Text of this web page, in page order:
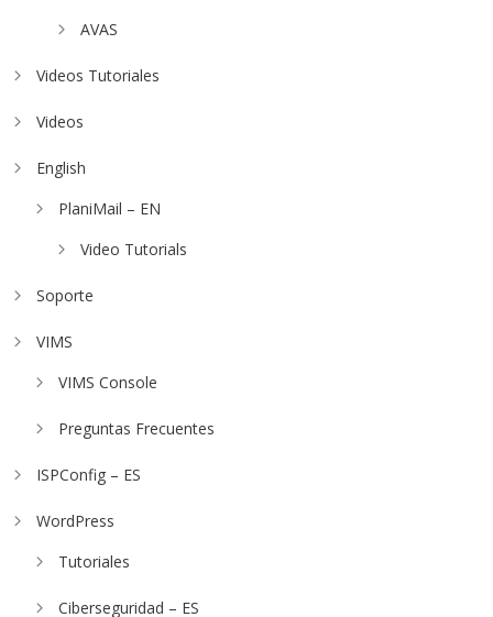
AVAS
Videos Tutoriales
Videos
English
PlaniMail – EN
Video Tutorials
Soporte
VIMS
VIMS Console
Preguntas Frecuentes
ISPConfig – ES
WordPress
Tutoriales
Ciberseguridad – ES